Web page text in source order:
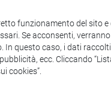
funzionamento del sito
Se acconsenti,
questo caso, i dati
ecc. Cliccando
cookies”.